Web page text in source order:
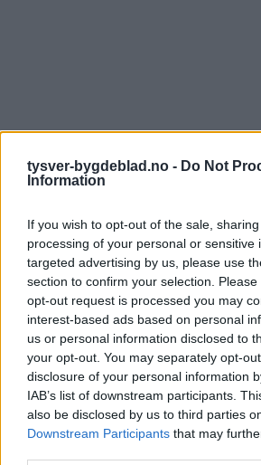
tysver-bygdeblad.no - Do Not
Information
If you wish to opt-out of the sale,
processing of your personal or sensitive
targeted advertising by us, please use
section to confirm your selection.
opt-out request is processed you may
interest-based ads based on personal
us or personal information disclosed to
your opt-out. You may separately opt-
disclosure of your personal information
IAB’s list of downstream participants.
also be disclosed by us to third parties
Downstream Participants that may